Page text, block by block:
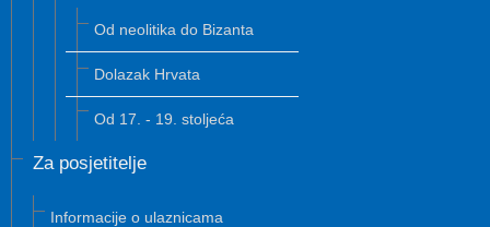
Od neolitika do Bizanta
Dolazak Hrvata
Od 17. - 19. stoljeća
Za posjetitelje
Informacije o ulaznicama